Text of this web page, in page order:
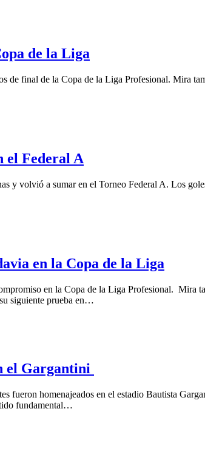
de la Liga
de final de la Copa de la Liga Profesional. Mira
el Federal A
y volvió a sumar en el Torneo Federal A. Los
en la Copa de la Liga
en la Copa de la Liga Profesional. Mira
siguiente prueba en…
el Gargantini
fueron homenajeados en el estadio Bautista
fundamental…